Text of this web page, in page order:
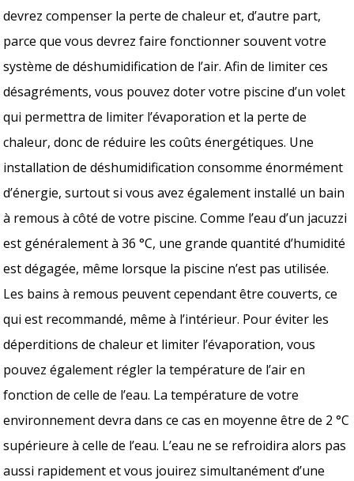
devrez compenser la perte de chaleur et, d’autre part,
parce que vous devrez faire fonctionner souvent votre
système de déshumidification de l’air. Afin de limiter ces
désagréments, vous pouvez doter votre piscine d’un volet
qui permettra de limiter l’évaporation et la perte de
chaleur, donc de réduire les coûts énergétiques. Une
installation de déshumidification consomme énormément
d’énergie, surtout si vous avez également installé un bain
à remous à côté de votre piscine. Comme l’eau d’un jacuzzi
est généralement à 36 °C, une grande quantité d’humidité
est dégagée, même lorsque la piscine n’est pas utilisée.
Les bains à remous peuvent cependant être couverts, ce
qui est recommandé, même à l’intérieur. Pour éviter les
déperditions de chaleur et limiter l’évaporation, vous
pouvez également régler la température de l’air en
fonction de celle de l’eau. La température de votre
environnement devra dans ce cas en moyenne être de 2 °C
supérieure à celle de l’eau. L’eau ne se refroidira alors pas
aussi rapidement et vous jouirez simultanément d’une